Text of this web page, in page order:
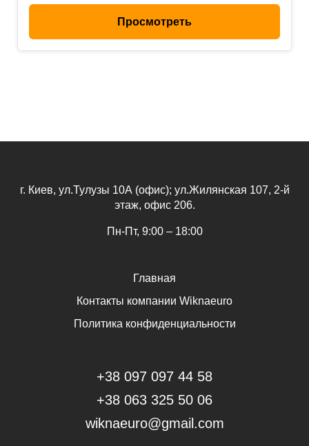
Просмотреть
г. Киев, ул.Тулузы 10А (офис); ул.Жилянская 107, 2-й
этаж, офис 206.
Пн-Пт, 9:00 – 18:00
Главная
Контакты компании Wiknaeuro
Политика конфиденциальности
+38 097 097 44 58
+38 063 325 50 06
wiknaeuro@gmail.com